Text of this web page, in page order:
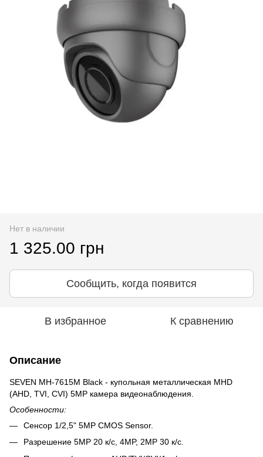
Нет в наличии
1 325.00 грн
Сообщить, когда появится
В избранное К сравнению
Описание
SEVEN MH-7615M Black - купольная металлическая MHD
(AHD, TVI, CVI) 5MP камера видеонаблюдения.
Особенности:
Сенсор 1/2,5" 5MP CMOS Sensor.
Разрешение 5MP 20 к/с, 4MP, 2MP 30 к/с.